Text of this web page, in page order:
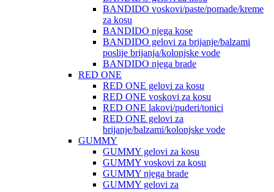
BANDIDO voskovi/paste/pomade/kreme
za kosu
BANDIDO njega kose
BANDIDO gelovi za brijanje/balzami
poslije brijanja/kolonjske vode
BANDIDO njega brade
RED ONE
RED ONE gelovi za kosu
RED ONE voskovi za kosu
RED ONE lakovi/puderi/tonici
RED ONE gelovi za
brijanje/balzami/kolonjske vode
GUMMY
GUMMY gelovi za kosu
GUMMY voskovi za kosu
GUMMY njega brade
GUMMY gelovi za